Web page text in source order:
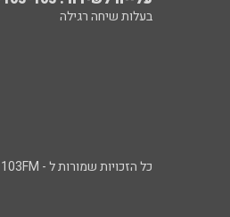
בעלות שיחה רגילה
כל הזכויות שמורות ל - 103FM